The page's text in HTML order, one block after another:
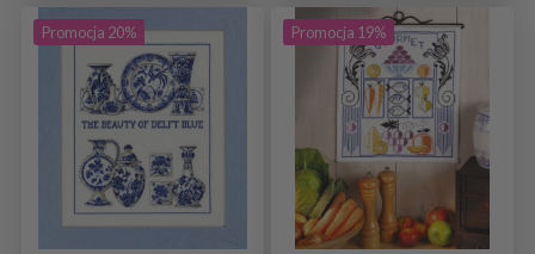
Promocja 20% Promocja 19%